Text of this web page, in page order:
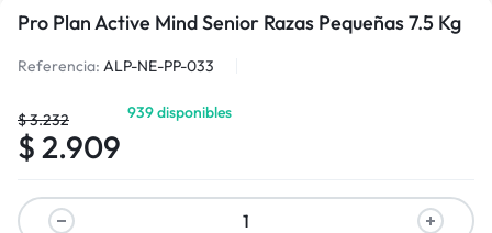
Pro Plan Active Mind Senior Razas Pequeñas 7.5 Kg
Referencia: ALP-NE-PP-033
$3.232
$ 2.909
939 disponibles